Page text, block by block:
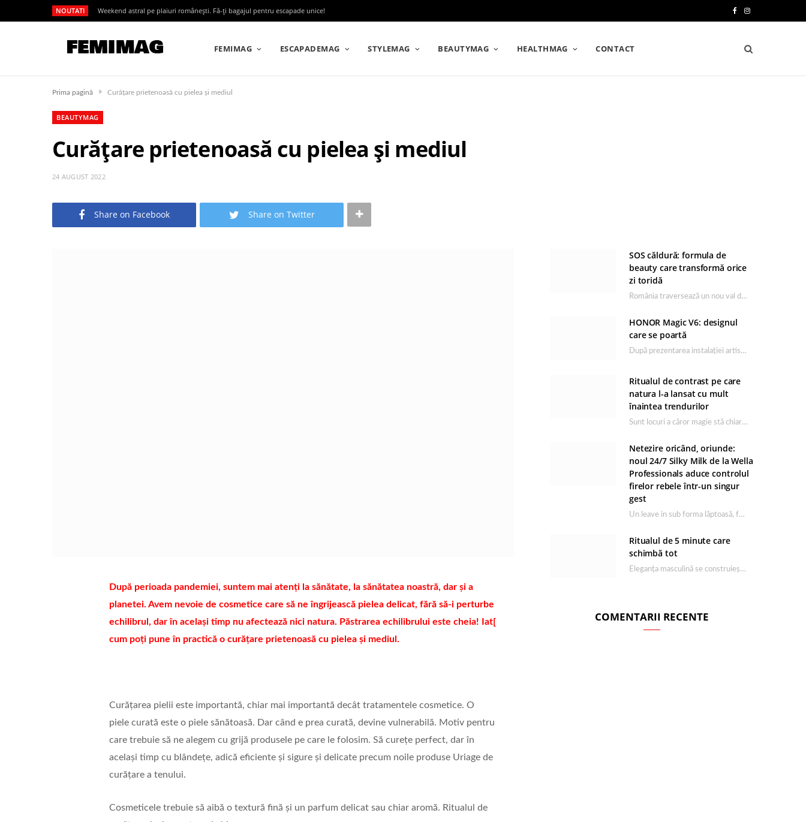
NOUTATI Weekend astral pe plaiuri românești. Fă-ți bagajul pentru escapade unice!
e
I
s
t
FEMIMAG ESCAPADEMAG STYLEMAG BEAUTYMAG HEALTHMAG CONTACT
Prima pagină » Curățare prietenoasă cu pielea și mediul
BEAUTYMAG
Curățare prietenoasă cu pielea și mediul
24 AUGUST 2022
Share on Facebook Share on Twitter
După perioada pandemiei, suntem mai atenți la sănătate, la sănătatea noastră, dar și a
planetei. Avem nevoie de cosmetice care să ne îngrijească pielea delicat, fără să-i perturbe
echilibrul, dar în același timp nu afectează nici natura. Păstrarea echilibrului este cheia! Iat[
cum poți pune în practică o curățare prietenoasă cu pielea și mediul.
Curățarea pielii este importantă, chiar mai importantă decât tratamentele cosmetice. O
piele curată este o piele sănătoasă. Dar când e prea curată, devine vulnerabilă. Motiv pentru
care trebuie să ne alegem cu grijă produsele pe care le folosim. Să curețe perfect, dar în
același timp cu blândețe, adică eficiente și sigure și delicate precum noile produse Uriage de
curățare a tenului.
Cosmeticele trebuie să aibă o textură fină și un parfum delicat sau chiar aromă. Ritualul de
SOS căldură: formula de
beauty care transformă orice
zi toridă
România traversează un nou val de căldură, iar rutina de îngrijire capătă un rol esențial…
HONOR Magic V6: designul
care se poartă
După prezentarea instalației artistice semnată de Catrinel Săbăciag în cadrul evenimentului de lansare HONOR Magic…
Ritualul de contrast pe care
natura l-a lansat cu mult
înaintea trendurilor
Sunt locuri a căror magie stă chiar în firea lor naturală, iar Lacul Ursu din…
Netezire oricând, oriunde:
noul 24/7 Silky Milk de la Wella
Professionals aduce controlul
firelor rebele într-un singur
gest
Un leave in sub forma lăptoasă, fără clătire care completează rutina Ultimate Smooth și transformă…
Ritualul de 5 minute care
schimbă tot
Eleganța masculină se construiește dimineața, în câteva minute și cu produsele potrivite. O rutină de…
COMENTARII RECENTE